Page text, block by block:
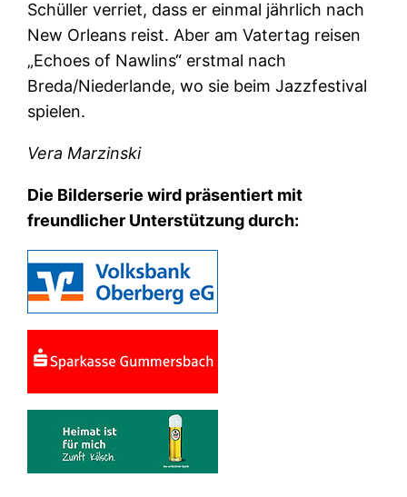
Schüller verriet, dass er einmal jährlich nach
New Orleans reist. Aber am Vatertag reisen
„Echoes of Nawlins“ erstmal nach
Breda/Niederlande, wo sie beim Jazzfestival
spielen.
Vera Marzinski
Die Bilderserie wird präsentiert mit
freundlicher Unterstützung durch: